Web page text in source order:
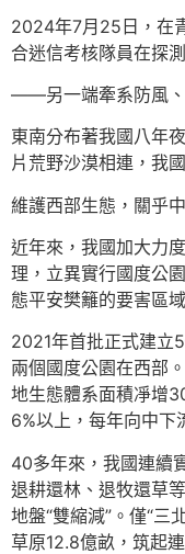
2024年7月25日，在
合迷信考核隊員在探
——另一端牽系防風、
東南分布著我國八年
片荒野沙漠相連，我
維護西部生態，關乎
近年來，我國加大力
理，立異實行國度公
態平安樊籬的要害區域
2021年首批正式建立
兩個國度公園在西部
地生態體系面積凈增
6%以上，每年向中下
40多年來，我國連續
退耕還林、退牧還草
地盤“雙縮減”。僅“三
草原12.8億畝，筑起